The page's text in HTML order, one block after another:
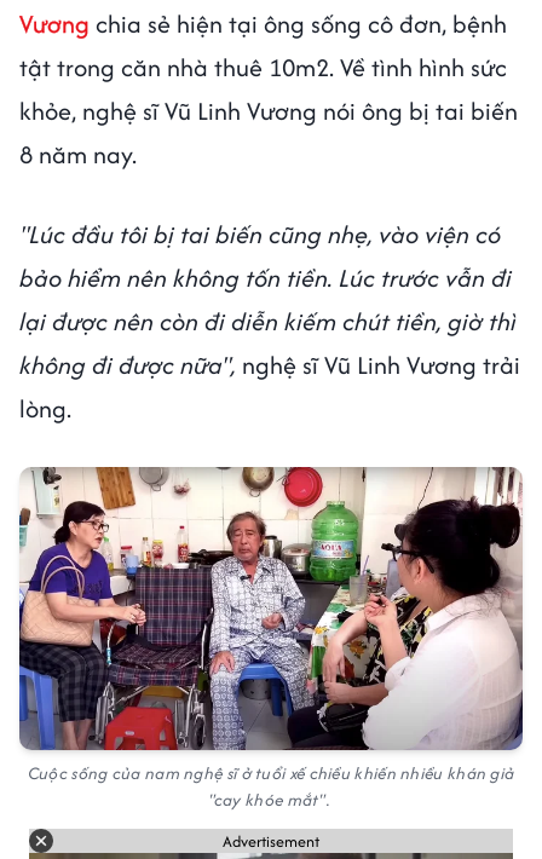
Vương chia sẻ hiện tại ông sống cô đơn, bệnh
tật trong căn nhà thuê 10m2. Về tình hình sức
khỏe, nghệ sĩ Vũ Linh Vương nói ông bị tai biến
8 năm nay.
"Lúc đầu tôi bị tai biến cũng nhẹ, vào viện có
bảo hiểm nên không tốn tiền. Lúc trước vẫn đi
lại được nên còn đi diễn kiếm chút tiền, giờ thì
không đi được nữa", nghệ sĩ Vũ Linh Vương trải
lòng.
Cuộc sống của nam nghệ sĩ ở tuổi xế chiều khiến nhiều khán giả
"cay khóe mắt".
Advertisement